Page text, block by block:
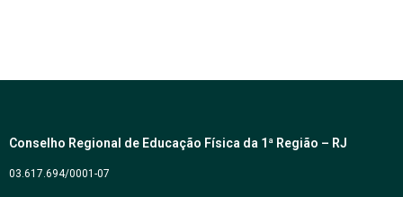
Conselho Regional de Educação Física da 1ª Região – RJ
03.617.694/0001-07